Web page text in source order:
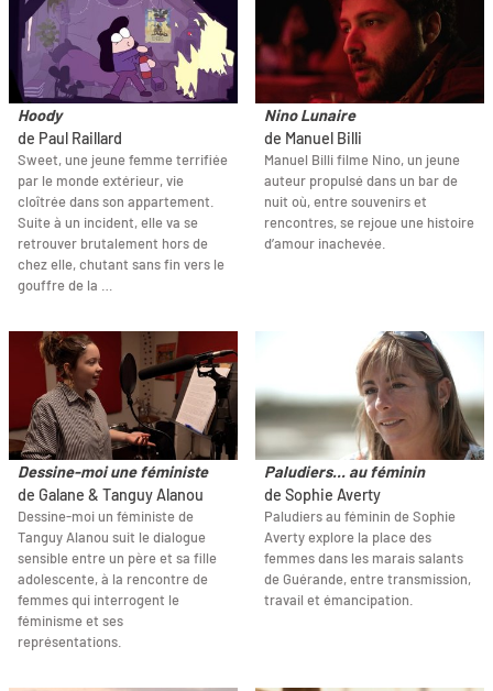
Hoody
de Paul Raillard
Sweet, une jeune femme terrifiée
par le monde extérieur, vie
cloîtrée dans son appartement.
Suite à un incident, elle va se
retrouver brutalement hors de
chez elle, chutant sans fin vers le
gouffre de la …
Nino Lunaire
de Manuel Billi
Manuel Billi filme Nino, un jeune
auteur propulsé dans un bar de
nuit où, entre souvenirs et
rencontres, se rejoue une histoire
d’amour inachevée.
Dessine-moi une féministe
de Galane & Tanguy Alanou
Dessine-moi un féministe de
Tanguy Alanou suit le dialogue
sensible entre un père et sa fille
adolescente, à la rencontre de
femmes qui interrogent le
féminisme et ses
représentations.
Paludiers... au féminin
de Sophie Averty
Paludiers au féminin de Sophie
Averty explore la place des
femmes dans les marais salants
de Guérande, entre transmission,
travail et émancipation.